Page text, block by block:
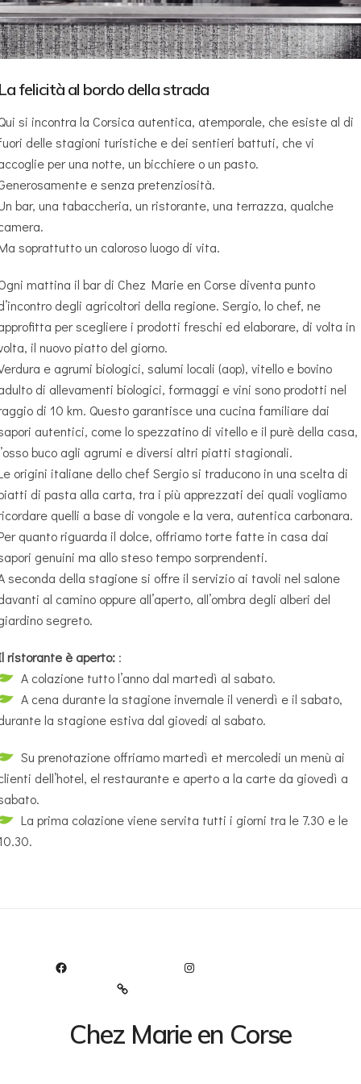
felicità al bordo della strada
si incontra la Corsica autentica, atemporale, che esiste al di
delle stagioni turistiche e dei sentieri battuti, che vi
per una notte, un bicchiere o un pasto.
e senza pretenziosità.
bar, una tabaccheria, un ristorante, una terrazza, qualche
soprattutto un caloroso luogo di vita.
mattina il bar di Chez Marie en Corse diventa punto
degli agricoltori della regione. Sergio, lo chef, ne
per scegliere i prodotti freschi ed elaborare, di volta in
il nuovo piatto del giorno.
e agrumi biologici, salumi locali (aop), vitello e bovino
di allevamenti biologici, formaggi e vini sono prodotti nel
di 10 km. Questo garantisce una cucina familiare dai
autentici, come lo spezzatino di vitello e il purè della casa,
buco agli agrumi e diversi altri piatti stagionali.
origini italiane dello chef Sergio si traducono in una scelta di
di pasta alla carta, tra i più apprezzati dei quali vogliamo
quelli a base di vongole e la vera, autentica carbonara.
quanto riguarda il dolce, offriamo torte fatte in casa dai
genuini ma allo steso tempo sorprendenti.
seconda della stagione si offre il servizio ai tavoli nel salone
al camino oppure all’aperto, all’ombra degli alberi del
segreto.
ristorante è aperto: :
A colazione tutto l’anno dal martedì al sabato.
A cena durante la stagione invernale il venerdì e il sabato,
la stagione estiva dal giovedi al sabato.
Su prenotazione offriamo martedì et mercoledi un menù ai
dell’hotel, el restaurante e aperto a la carte da giovedì a
La prima colazione viene servita tutti i giorni tra le 7.30 e le
Chez Marie en Corse